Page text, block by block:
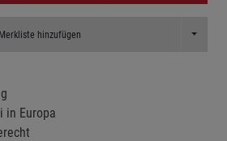
hinzufügen Toggle
in Europa